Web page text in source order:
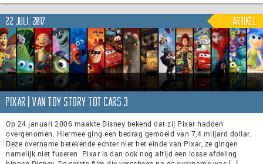
22 juli, 2017 Artikel
Pixar | van Toy Story tot Cars 3
Op 24 januari 2006 maakte Disney bekend dat zij Pixar hadden
overgenomen. Hiermee ging een bedrag gemoeid van 7,4 miljard dollar.
Deze overname betekende echter niet het einde van Pixar, ze gingen
namelijk niet fuseren. Pixar is dan ook nog altijd een losse afdeling